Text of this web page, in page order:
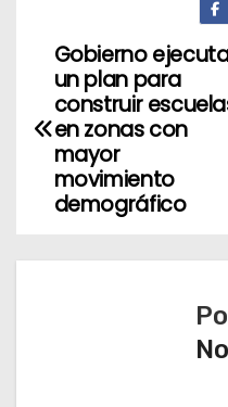
N
a
Gobierno
un plan para
construir
en zonas con
mayor
movimiento
demográfico